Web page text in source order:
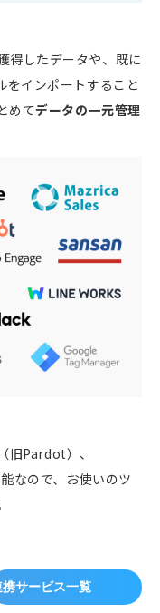
得したデータや、既に
をインポートすること
めてデータの一元管理
Pardot）、
なので、お使いのツ
携サービス一覧